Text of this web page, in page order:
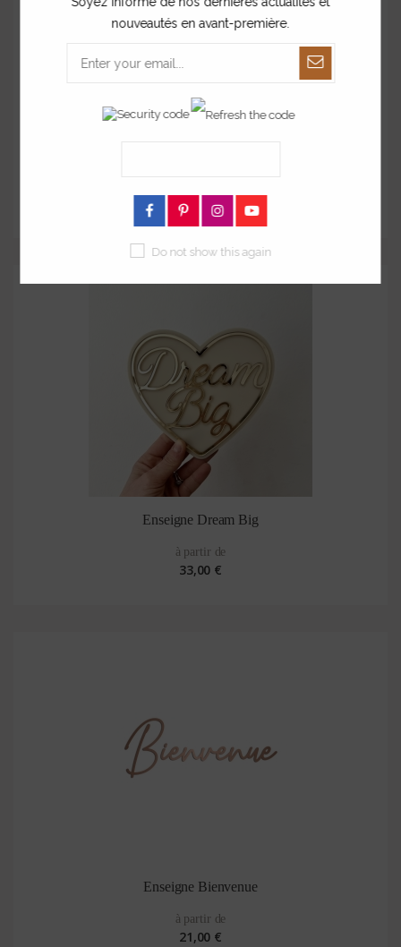
46,00 €
Enseigne Dream Big
à partir de
33,00 €
Enseigne Bienvenue
à partir de
21,00 €
nouveautés en avant-première.
Do not show this again